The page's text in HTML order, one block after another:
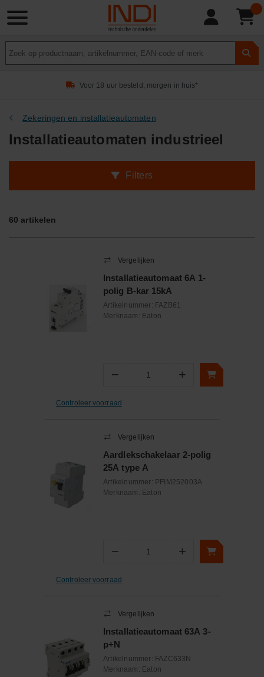
Voor 18 uur besteld, morgen in huis*
Zekeringen en installatieautomaten
Installatieautomaten industrieel
Filters
60 artikelen
Vergelijken
Installatieautomaat 6A 1-
polig B-kar 15kA
Artikelnummer: FAZB61
Merknaam: Eaton
− Aantal +
Controleer voorraad
Vergelijken
Aardlekschakelaar 2-polig
25A type A
Artikelnummer: PFIM252003A
Merknaam: Eaton
− Aantal +
Controleer voorraad
Vergelijken
Installatieautomaat 63A 3-
p+N
Artikelnummer: FAZC633N
Merknaam: Eaton